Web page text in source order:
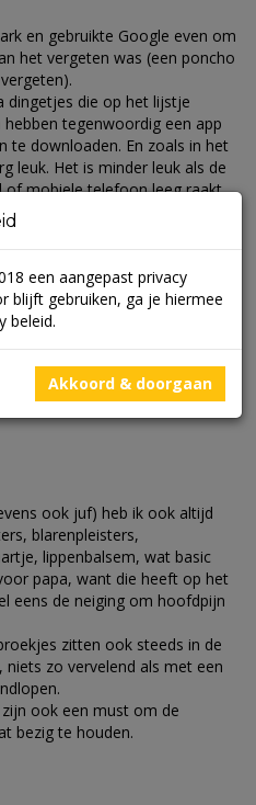
en gebruikte Google even om
het vergeten was (een poncho
dingetjes die op het lijstje
tegenwoordig een app
te downloaden. En zoals in het
leuk. Het is minder leuk als de
mobiele telefoon leeg raakt
batterij of een powerbank
schreef:
ook juf) heb ik ook altijd
blarenpleisters,
lippenbalsem, wat basic
papa, want die heeft op het
eens de neiging om hoofdpijn
zitten ook steeds in de
zo vervelend als met een
ook een must om de
bezig te houden.
een aangepast privacy
blijft gebruiken, ga je hiermee
beleid.
Akkoord & doorgaan